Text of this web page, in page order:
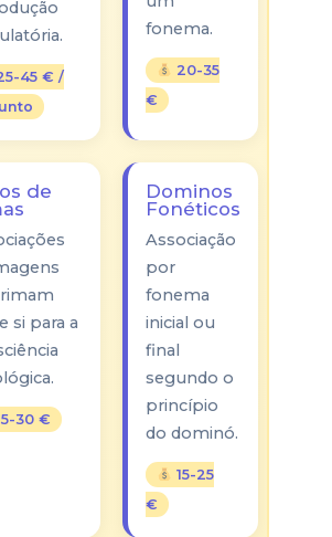
45 € /
fonema.
20-35
€
de
si para a
30 €
Dominos
Fonéticos
Associação
por
fonema
inicial ou
final
segundo o
princípio
do dominó.
15-25
€